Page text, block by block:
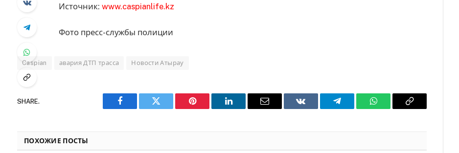
Источник: www.caspianlife.kz
Фото пресс-службы полиции
Caspian авария ДТП трасса Новости Атырау
SHARE.
Facebook Twitter Pinterest LinkedIn Email VKontakteTelegram WhatsAppCopy
ПОХОЖИЕ ПОСТЫ